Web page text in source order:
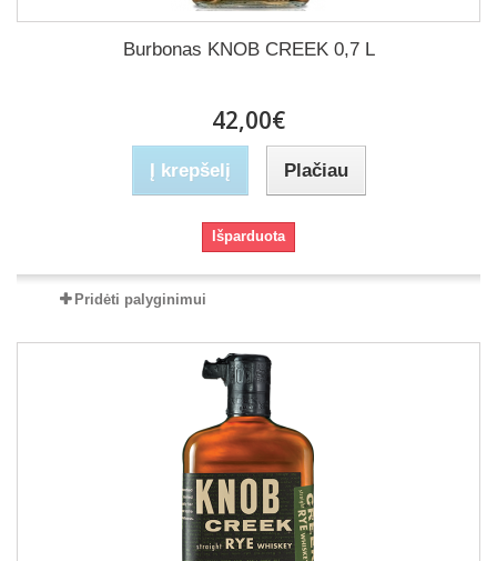
Burbonas KNOB CREEK 0,7 L
42,00€
Į krepšelį Plačiau
Išparduota
Pridėti palyginimui